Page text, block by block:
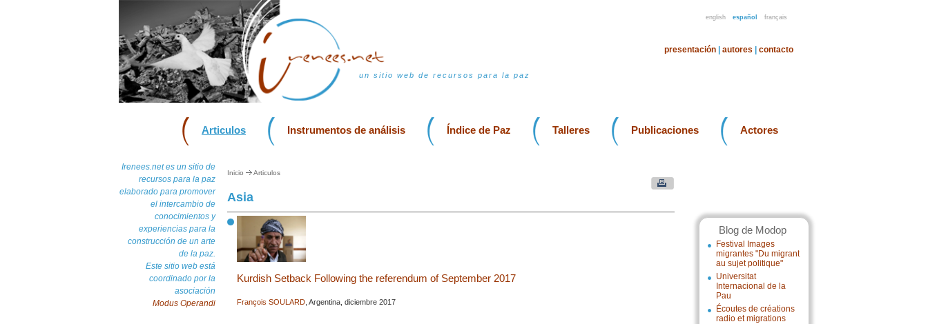
english español français
un sitio web de recursos para la paz
presentación autores contacto
Articulos Instrumentos de análisis Índice de Paz Talleres Publicaciones Actores
Irenees.net es un sitio de
recursos para la paz
elaborado para promover
el intercambio de
conocimientos y
experiencias para la
construcción de un arte
de la paz.
Este sitio web está
coordinado por la
asociación
Modus Operandi
Blog de Modop
Festival Images
migrantes "Du migrant
au sujet politique"
Universitat
Internacional de la
Pau
Écoutes de créations
radio et migrations
Inicio Articulos
Asia
Kurdish Setback Following the referendum of September 2017
François SOULARD , Argentina, diciembre 2017